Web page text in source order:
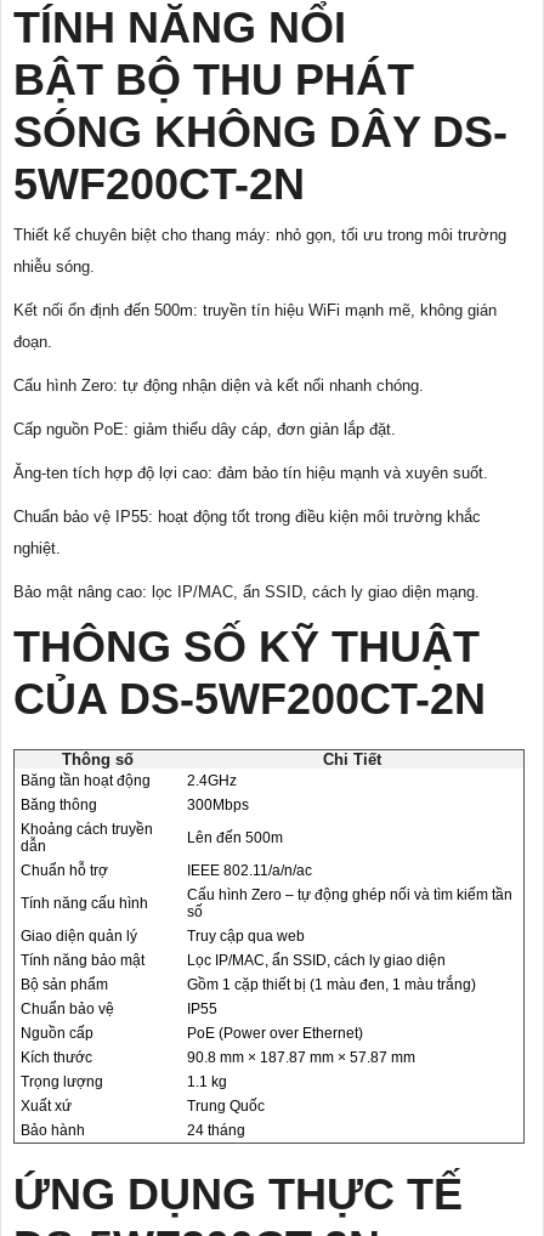
TÍNH NĂNG NỔI
BẬT BỘ THU PHÁT
SÓNG KHÔNG DÂY DS-
5WF200CT-2N
Thiết kế chuyên biệt cho thang máy: nhỏ gọn, tối ưu trong môi trường
nhiễu sóng.
Kết nối ổn định đến 500m: truyền tín hiệu WiFi mạnh mẽ, không gián
đoạn.
Cấu hình Zero: tự động nhận diện và kết nối nhanh chóng.
Cấp nguồn PoE: giảm thiểu dây cáp, đơn giản lắp đặt.
Ăng-ten tích hợp độ lợi cao: đảm bảo tín hiệu mạnh và xuyên suốt.
Chuẩn bảo vệ IP55: hoạt động tốt trong điều kiện môi trường khắc
nghiệt.
Bảo mật nâng cao: lọc IP/MAC, ẩn SSID, cách ly giao diện mạng.
THÔNG SỐ KỸ THUẬT
CỦA DS-5WF200CT-2N
Thông số Chi Tiết
Băng tần hoạt động
2.4GHz
Băng thông
300Mbps
Khoảng cách truyền
dẫn
Lên đến 500m
Chuẩn hỗ trợ
IEEE 802.11/a/n/ac
Tính năng cấu hình
Cấu hình Zero – tự động ghép nối và tìm kiếm tần
số
Giao diện quản lý
Truy cập qua web
Tính năng bảo mật
Lọc IP/MAC, ẩn SSID, cách ly giao diện
Bộ sản phẩm
Gồm 1 cặp thiết bị (1 màu đen, 1 màu trắng)
Chuẩn bảo vệ
IP55
Nguồn cấp
PoE (Power over Ethernet)
Kích thước
90.8 mm × 187.87 mm × 57.87 mm
Trọng lượng
1.1 kg
Xuất xứ
Trung Quốc
Bảo hành
24 tháng
ỨNG DỤNG THỰC TẾ